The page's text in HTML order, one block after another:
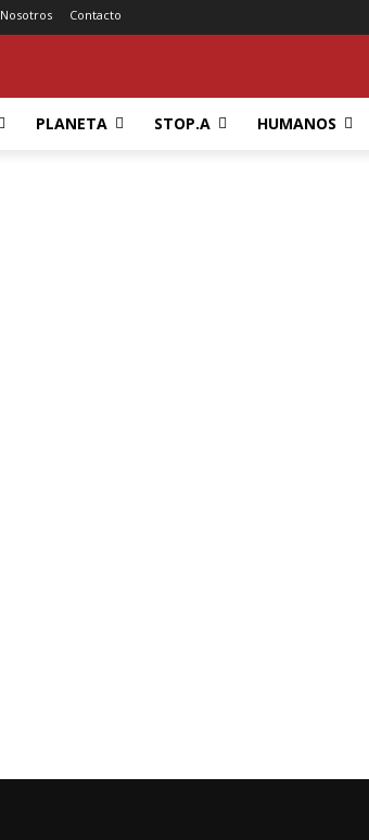
Nosotros Contacto
PLANETA STOP.A HUMANOS